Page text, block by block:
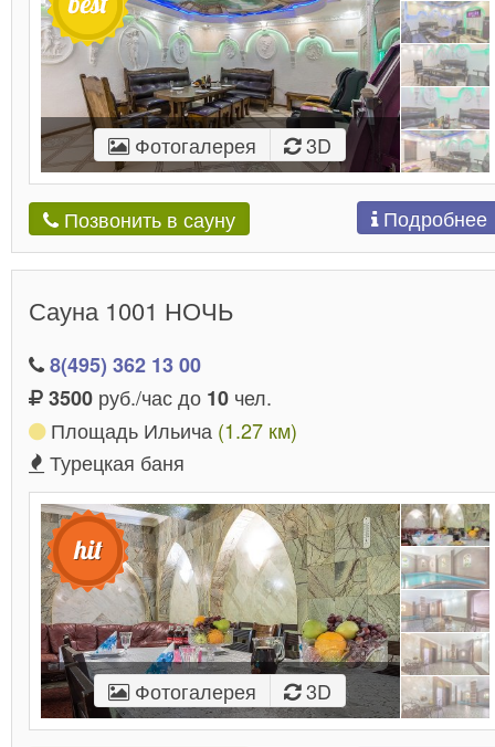
Фотогалерея 3D
Позвонить в сауну Подробнее
Сауна 1001 НОЧЬ
8(495) 362 13 00
3500 руб./час до 10 чел.
Площадь Ильича (1.27 км)
Турецкая баня
Фотогалерея 3D